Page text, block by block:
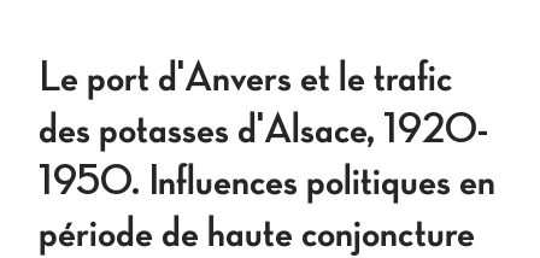
Le port d'Anvers et le trafic
des potasses d'Alsace, 1920-
1950. Influences politiques en
période de haute conjoncture